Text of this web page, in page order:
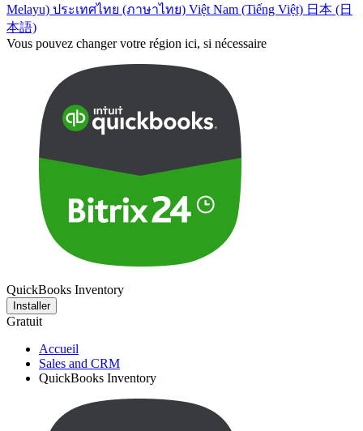
Melayu) ประเทศไทย (ภาษาไทย) Việt Nam (Tiếng Việt) 日本 (日
本語)
Vous pouvez changer votre région ici, si nécessaire
QuickBooks Inventory
Installer
Gratuit
Accueil
Sales and CRM
QuickBooks Inventory